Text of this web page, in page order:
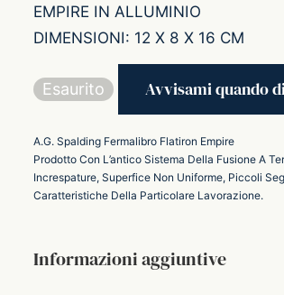
EMPIRE IN ALLUMINIO
DIMENSIONI: 12 X 8 X 16 CM
Esaurito
A.G. Spalding Fermalibro Flatiron Empire
Prodotto Con L’antico Sistema Della Fusione A
Increspature, Superfice Non Uniforme, Piccoli
Caratteristiche Della Particolare Lavorazione.
Informazioni aggiuntive